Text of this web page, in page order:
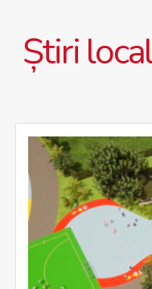
Știri